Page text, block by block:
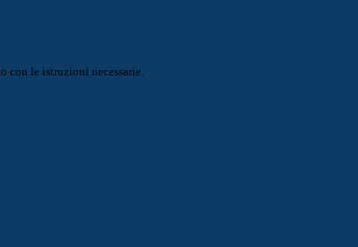
con le istruzioni necessarie.